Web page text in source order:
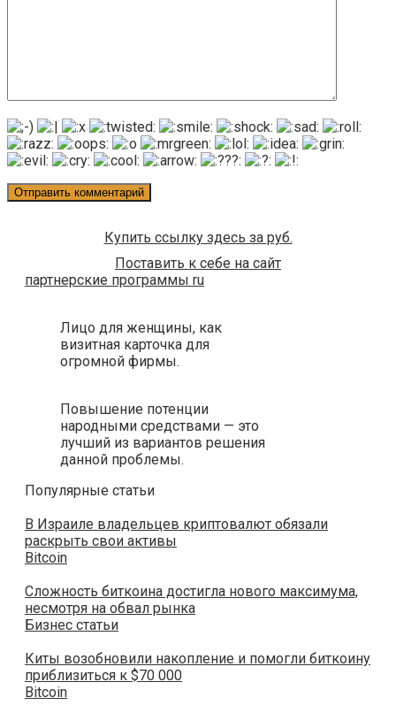
Купить ссылку здесь за руб.
Поставить к себе на сайт
партнерские программы ru
Лицо для женщины, как
визитная карточка для
огромной фирмы.
Повышение потенции
народными средствами — это
лучший из вариантов решения
данной проблемы.
Популярные статьи
В Израиле владельцев криптовалют обязали
раскрыть свои активы
Bitcoin
Сложность биткоина достигла нового максимума,
несмотря на обвал рынка
Бизнес статьи
Киты возобновили накопление и помогли биткоину
приблизиться к $70 000
Bitcoin